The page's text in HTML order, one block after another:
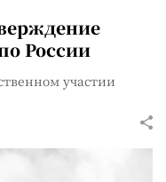
России
участии